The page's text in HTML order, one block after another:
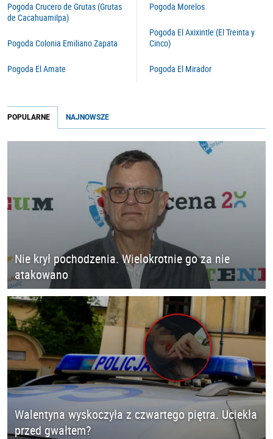
Pogoda Crucero de Grutas (Grutas
de Cacahuamilpa)
Pogoda Colonia Emiliano Zapata
Pogoda El Amate
Pogoda Morelos
Pogoda El Axixintle (El Treinta y
Cinco)
Pogoda El Mirador
POPULARNE NAJNOWSZE
Nie krył pochodzenia. Wielokrotnie go za nie
atakowano
Walentyna wyskoczyła z czwartego piętra. Uciekła
przed gwałtem?